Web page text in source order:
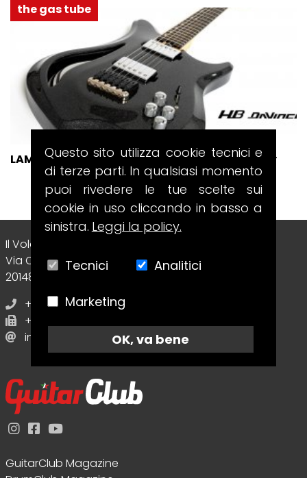
the gas tube
LAMINA INSTRUMENTS HB DaVinci Hollow Body
Il Volo Srl Editore
Via Collecchio, 8
20148 - Milano (MI) - Italy
+39 02.70638412
+39 02.70638412
info@guitarclubmagazine.com
GuitarClub Magazine
Questo sito utilizza cookie tecnici e
di terze parti. In qualsiasi momento
puoi rivedere le tue scelte sui
cookie in uso cliccando in basso a
sinistra. Leggi la policy.
Tecnici Analitici
Marketing
OK, va bene